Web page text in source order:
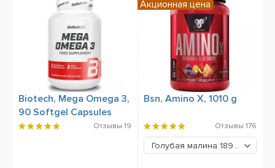
Biotech, Mega Omega 3,
90 Softgel Capsules
Отзывы 19
Bsn, Amino X, 1010 g
Отзывы 176
Голубая малина 1899 грн
Акционная цена